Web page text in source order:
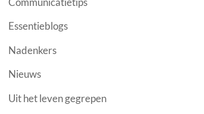
Essentieblogs
Nadenkers
Nieuws
Uit het leven gegrepen